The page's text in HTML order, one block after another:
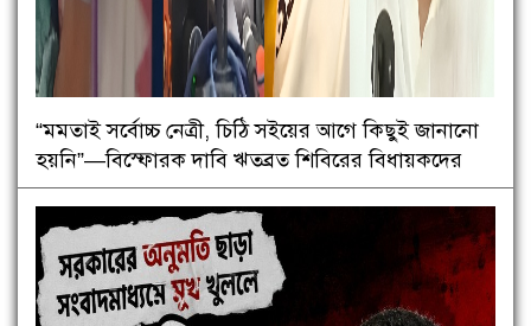
“মমতাই সর্বোচ্চ নেত্রী, চিঠি সইয়ের আগে কিছুই জানানো
হয়নি”—বিস্ফোরক দাবি ঋতব্রত শিবিরের বিধায়কদের